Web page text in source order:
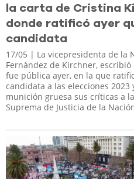
la carta de Cristina
donde ratificó ayer
candidata
17/05 | La vicepresidenta de la
Fernández de Kirchner,
fue pública ayer, en la que
candidata a las elecciones 2023
munición gruesa sus críticas a
Suprema de Justicia de la